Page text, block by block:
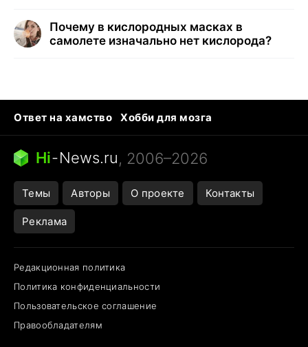
Почему в кислородных масках в
самолете изначально нет кислорода?
Ответ на хамство
Хобби для мозга
Бензин 100 и 95
Тунцы в океанариуме
Следующая пандемия
Hi-News.ru, 2006–2026
Темы Авторы О проекте Контакты
Реклама
Редакционная политика
Политика конфиденциальности
Пользовательское соглашение
Правообладателям